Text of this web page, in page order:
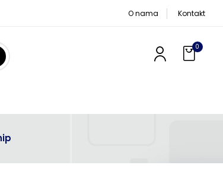
O nama Kontakt
0